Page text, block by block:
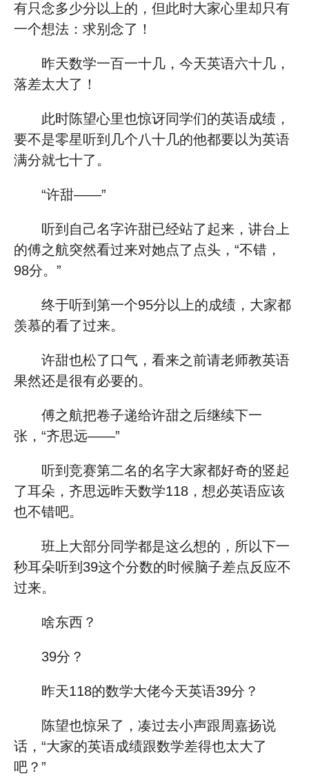
有只念多少分以上的，但此时大家心里却只有
一个想法：求别念了！
昨天数学一百一十几，今天英语六十几，
落差太大了！
此时陈望心里也惊讶同学们的英语成绩，
要不是零星听到几个八十几的他都要以为英语
满分就七十了。
“许甜——”
听到自己名字许甜已经站了起来，讲台上
的傅之航突然看过来对她点了点头，“不错，
98分。”
终于听到第一个95分以上的成绩，大家都
羡慕的看了过来。
许甜也松了口气，看来之前请老师教英语
果然还是很有必要的。
傅之航把卷子递给许甜之后继续下一
张，“齐思远——”
听到竞赛第二名的名字大家都好奇的竖起
了耳朵，齐思远昨天数学118，想必英语应该
也不错吧。
班上大部分同学都是这么想的，所以下一
秒耳朵听到39这个分数的时候脑子差点反应不
过来。
啥东西？
39分？
昨天118的数学大佬今天英语39分？
陈望也惊呆了，凑过去小声跟周嘉扬说
话，“大家的英语成绩跟数学差得也太大了
吧？”